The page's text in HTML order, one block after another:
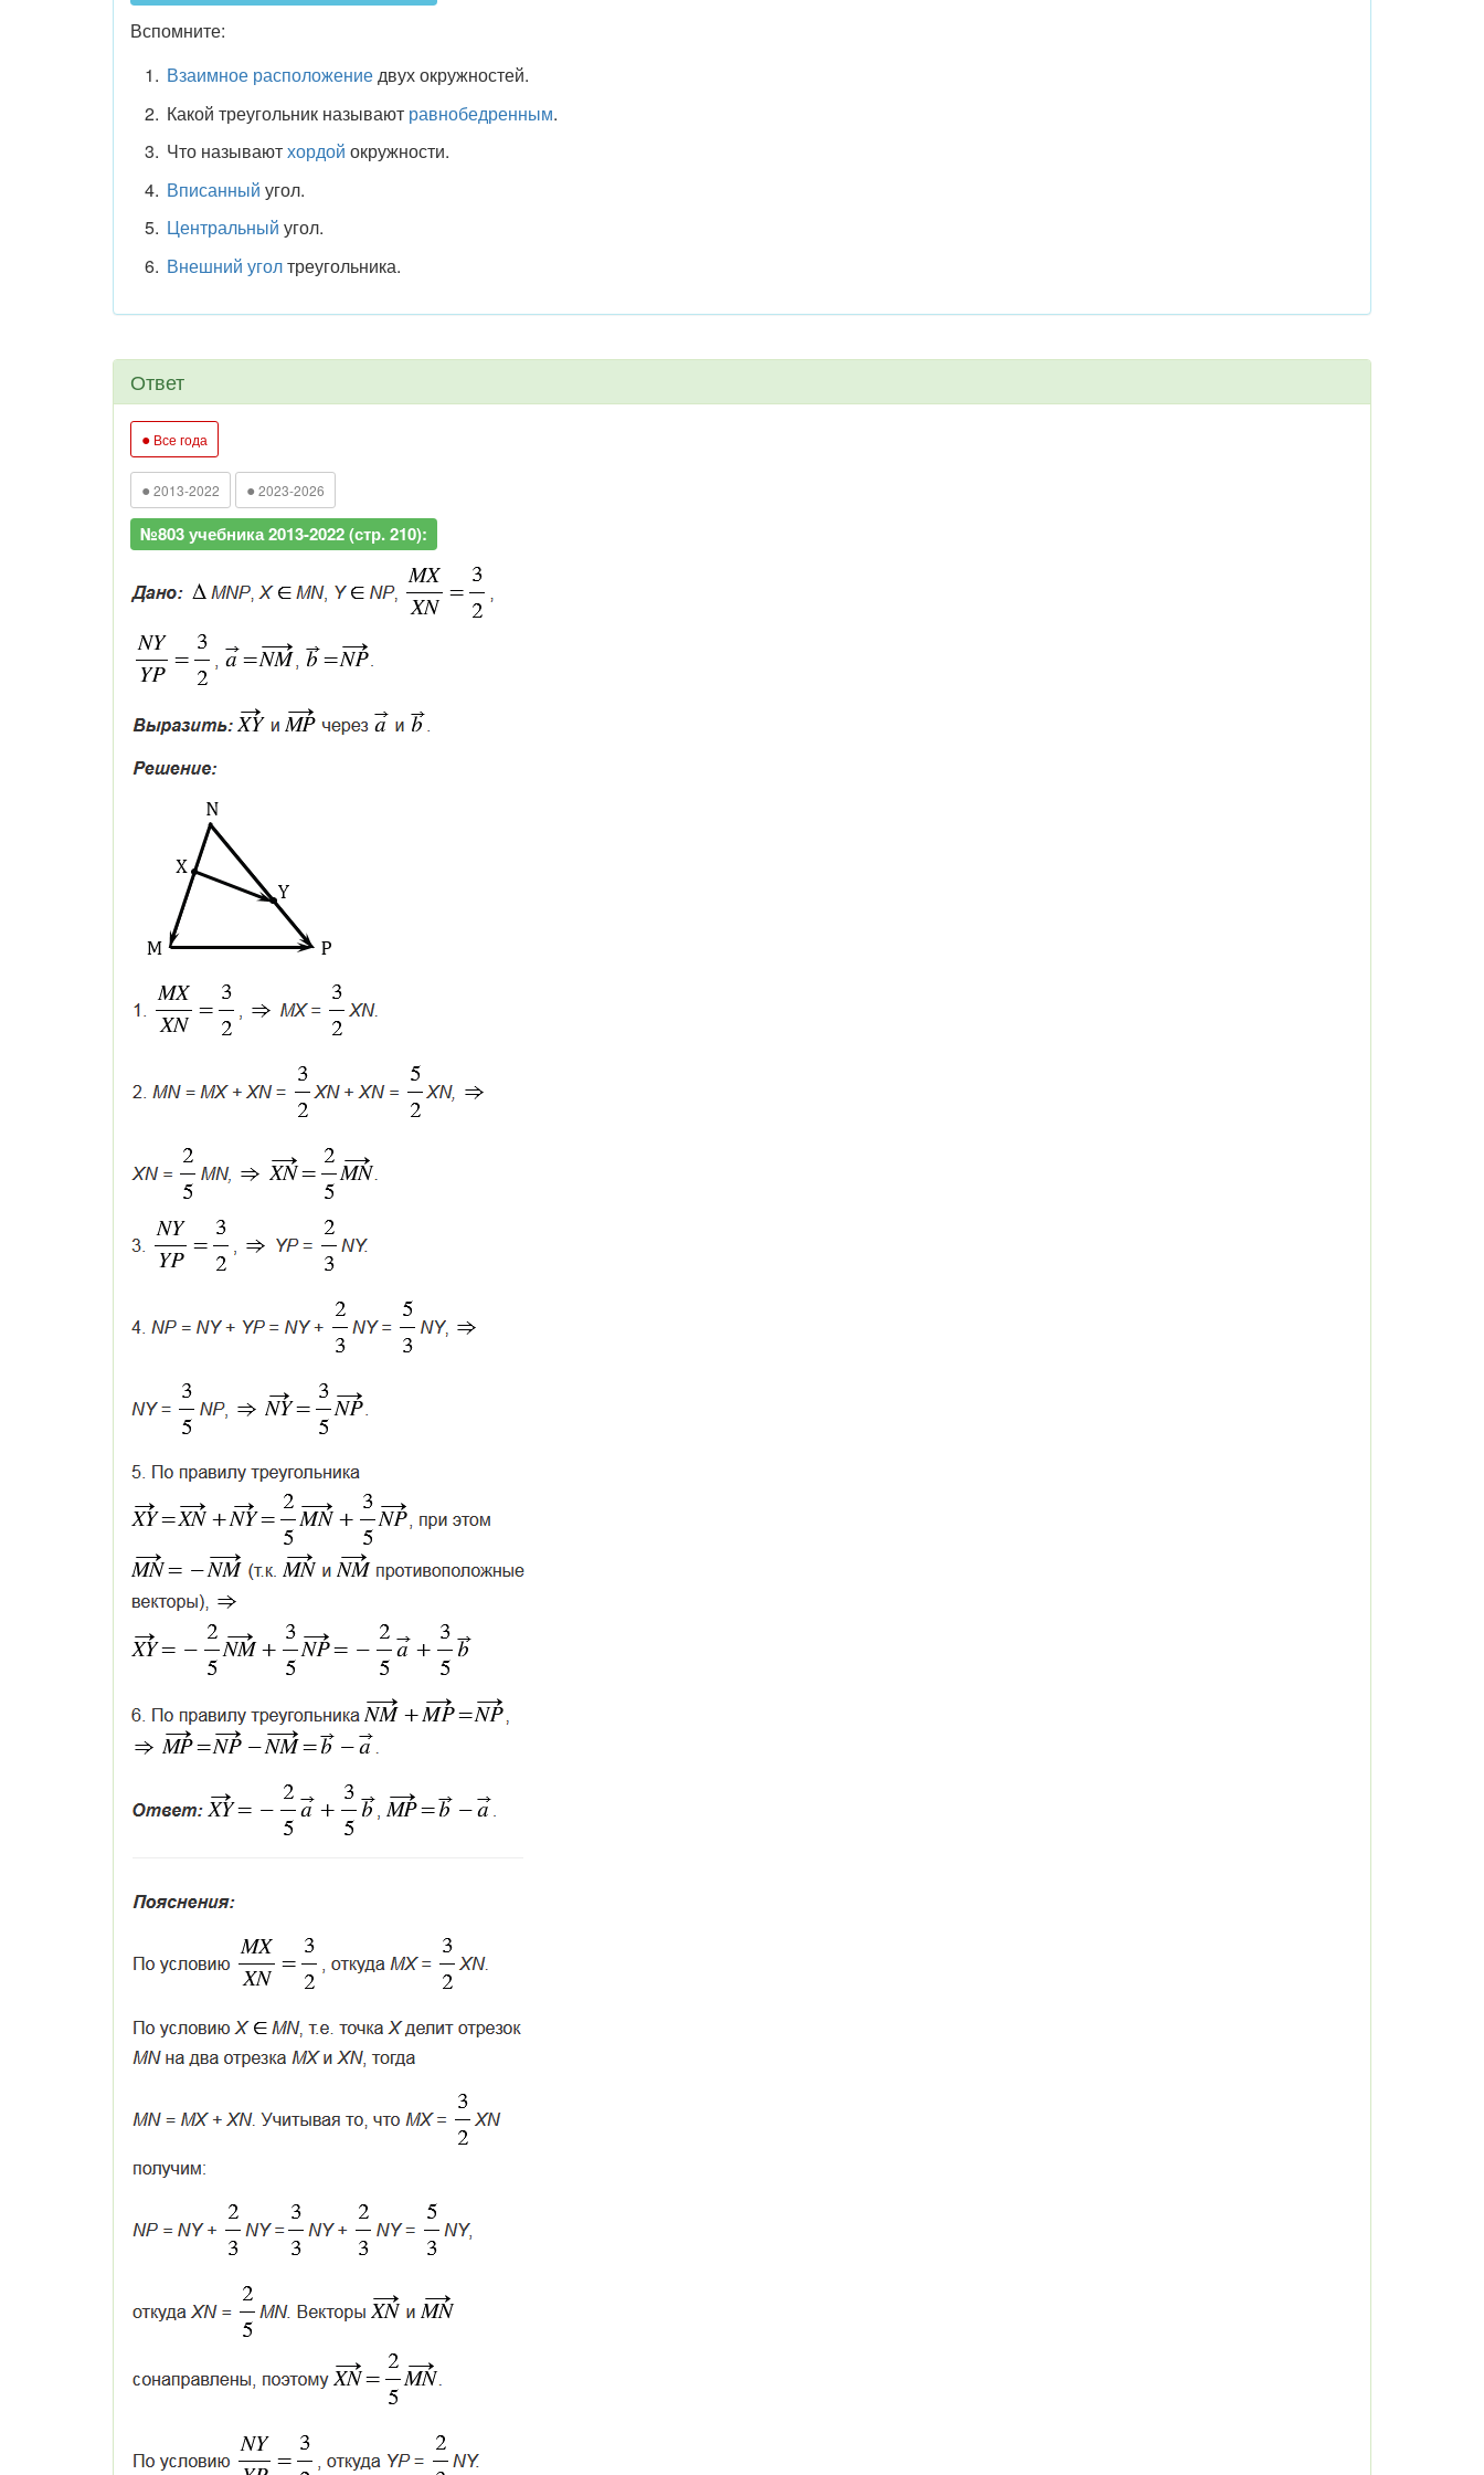
Вспомните:
Взаимное расположениедвух окружностей.
Какой треугольник называют равнобедренным.
Что называютхордой окружности.
Вписанный угол.
Центральный угол.
Внешний уголтреугольника.
Ответ
● Все года
● 2013-2022 ● 2023-2026
№803 учебника 2013-2022 (стр. 210):